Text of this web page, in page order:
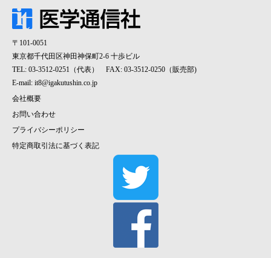
〒101-0051
東京都千代田区神田神保町2-6 十歩ビル
TEL: 03-3512-0251（代表） FAX: 03-3512-0250（販売部)
E-mail: it8@igakutushin.co.jp
会社概要
お問い合わせ
プライバシーポリシー
特定商取引法に基づく表記